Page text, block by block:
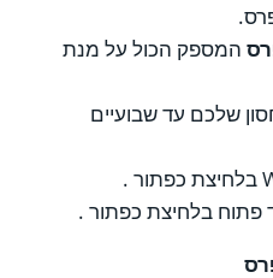
המספק הכול על מנת
שלכם עד שבועיים